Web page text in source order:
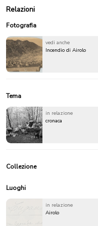
Relazioni
Fotografia
vedi anche
Incendio di Airolo
Tema
in relazione
cronaca
Collezione
Luoghi
in relazione
Airolo